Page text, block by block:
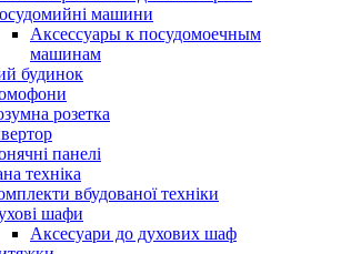
машини
Аксессуары к посудомоечным
машинам
будинок
розетка
панелі
техніка
вбудованої техніки
шафи
Аксесуари до духових шаф